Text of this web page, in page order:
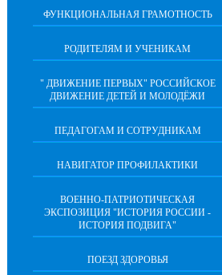
ФУНКЦИОНАЛЬНАЯ ГРАМОТНОСТЬ
РОДИТЕЛЯМ И УЧЕНИКАМ
" ДВИЖЕНИЕ ПЕРВЫХ" РОССИЙСКОЕ
ДВИЖЕНИЕ ДЕТЕЙ И МОЛОДЁЖИ
ПЕДАГОГАМ И СОТРУДНИКАМ
НАВИГАТОР ПРОФИЛАКТИКИ
ВОЕННО-ПАТРИОТИЧЕСКАЯ
ЭКСПОЗИЦИЯ "ИСТОРИЯ РОССИИ -
ИСТОРИЯ ПОДВИГА"
ПОЕЗД ЗДОРОВЬЯ